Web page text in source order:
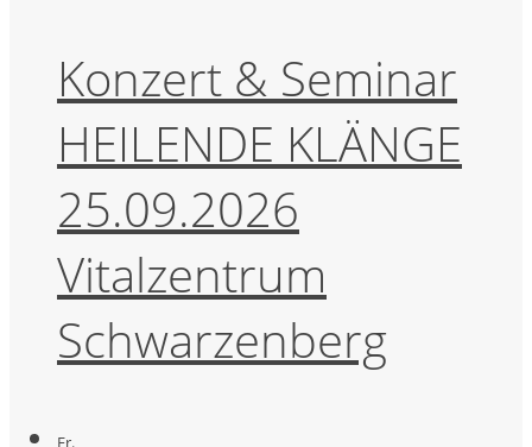
Konzert & Seminar
HEILENDE KLÄNGE
25.09.2026
Vitalzentrum
Schwarzenberg
Fr.